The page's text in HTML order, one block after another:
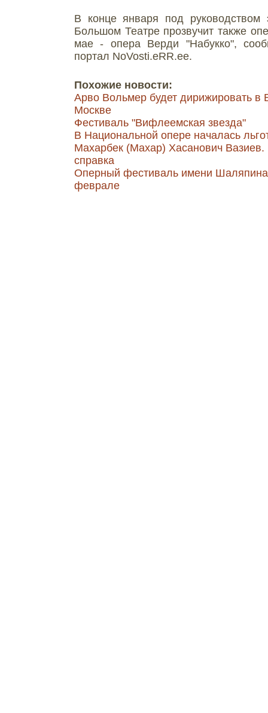
В конце января под руководством
Большом Театре прозвучит также
мае - опера Верди "Набукко",
портал NoVosti.eRR.ee.
Похожие новости:
Арво Вольмер будет дирижировать в
Москве
Фестиваль "Вифлеемская звезда"
В Национальной опере началась
Махарбек (Махар) Хасанович Вазиев.
справка
Оперный фестиваль имени Шаляпина
феврале